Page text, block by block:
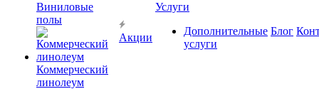
Виниловые
полы
Коммерческий
линолеум
Акции
Услуги
Дополнительные
услуги
Блог